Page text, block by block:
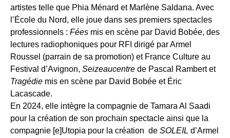
artistes telle que Phia Ménard et Marlène Saldana. Avec
l’École du Nord, elle joue dans ses premiers spectacles
professionnels : Fées mis en scène par David Bobée, des
lectures radiophoniques pour RFI dirigé par Armel
Roussel (parrain de sa promotion) et France Culture au
Festival d’Avignon, Seizeaucentre de Pascal Rambert et
Tragédie mis en scène par David Bobée et Éric
Lacascade.
En 2024, elle intègre la compagnie de Tamara Al Saadi
pour la création de son prochain spectacle ainsi que la
compagnie [e]Utopia pour la création de SOLEIL d’Armel